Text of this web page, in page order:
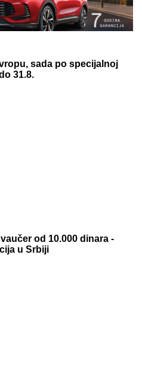
LIMUNADA? Recept za